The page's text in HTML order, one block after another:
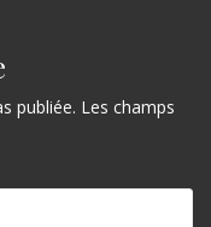
publiée. Les champs